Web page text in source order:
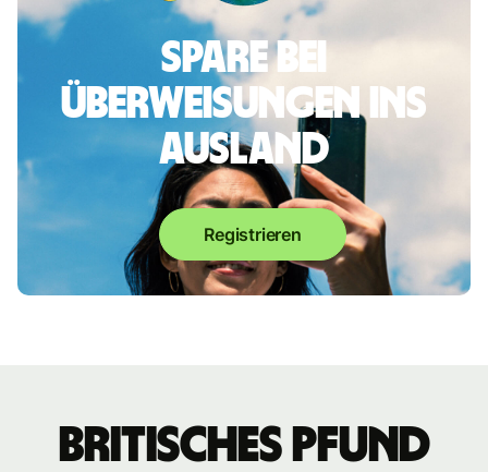
Spare bei
Überweisungen ins
Ausland
Registrieren
britisches Pfund